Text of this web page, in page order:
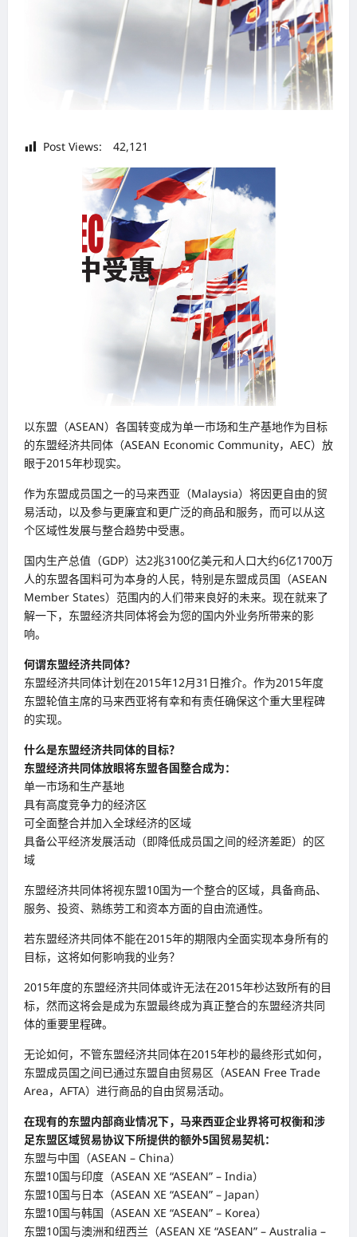
Post Views: 42,121
以东盟（ASEAN）各国转变成为单一市场和生产基地作为目标
的东盟经济共同体（ASEAN Economic Community，AEC）放
眼于2015年杪现实。
作为东盟成员国之一的马来西亚（Malaysia）将因更自由的贸
易活动，以及参与更廉宜和更广泛的商品和服务，而可以从这
个区域性发展与整合趋势中受惠。
国内生产总值（GDP）达2兆3100亿美元和人口大约6亿1700万
人的东盟各国料可为本身的人民，特别是东盟成员国（ASEAN
Member States）范围内的人们带来良好的未来。现在就来了
解一下，东盟经济共同体将会为您的国内外业务所带来的影
响。
何谓东盟经济共同体？
东盟经济共同体计划在2015年12月31日推介。作为2015年度
东盟轮值主席的马来西亚将有幸和有责任确保这个重大里程碑
的实现。
什么是东盟经济共同体的目标？
东盟经济共同体放眼将东盟各国整合成为：
单一市场和生产基地
具有高度竞争力的经济区
可全面整合并加入全球经济的区域
具备公平经济发展活动（即降低成员国之间的经济差距）的区
域
东盟经济共同体将视东盟10国为一个整合的区域，具备商品、
服务、投资、熟练劳工和资本方面的自由流通性。
若东盟经济共同体不能在2015年的期限内全面实现本身所有的
目标，这将如何影响我的业务？
2015年度的东盟经济共同体或许无法在2015年杪达致所有的目
标，然而这将会是成为东盟最终成为真正整合的东盟经济共同
体的重要里程碑。
无论如何，不管东盟经济共同体在2015年杪的最终形式如何，
东盟成员国之间已通过东盟自由贸易区（ASEAN Free Trade
Area，AFTA）进行商品的自由贸易活动。
在现有的东盟内部商业情况下，马来西亚企业界将可权衡和涉
足东盟区域贸易协议下所提供的额外5国贸易契机：
东盟与中国（ASEAN – China）
东盟10国与印度（ASEAN XE “ASEAN” – India）
东盟10国与日本（ASEAN XE “ASEAN” – Japan）
东盟10国与韩国（ASEAN XE “ASEAN” – Korea）
东盟10国与澳洲和纽西兰（ASEAN XE “ASEAN” – Australia –